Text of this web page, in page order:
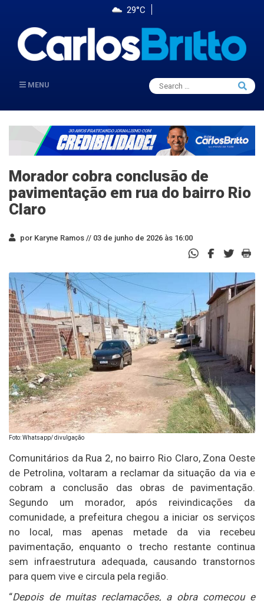
29°C
MENU
Search
for:
Search
Morador cobra conclusão de
pavimentação em rua do bairro Rio
Claro
por Karyne Ramos // 03 de junho de 2026 às 16:00
Foto: Whatsapp/ divulgação
Comunitários da Rua 2, no bairro Rio Claro, Zona Oeste
de Petrolina, voltaram a reclamar da situação da via e
cobram a conclusão das obras de pavimentação.
Segundo um morador, após reivindicações da
comunidade, a prefeitura chegou a iniciar os serviços
no local, mas apenas metade da via recebeu
pavimentação, enquanto o trecho restante continua
sem infraestrutura adequada, causando transtornos
para quem vive e circula pela região.
“Depois de muitas reclamações, a obra começou e